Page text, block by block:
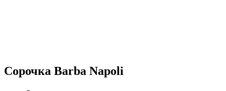
Сорочка Barba Napoli